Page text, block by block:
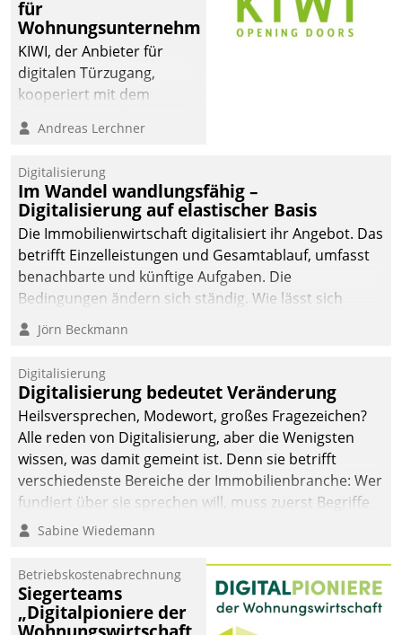
für
Wohnungsunternehmen
KIWI, der Anbieter für
digitalen Türzugang,
kooperiert mit dem
Softwareentwicklungshaus
Andreas Lerchner
Digitalisierung
Im Wandel wandlungsfähig –
Digitalisierung auf elastischer Basis
Die Immobilienwirtschaft digitalisiert ihr Angebot. Das
betrifft Einzelleistungen und Gesamtablauf, umfasst
benachbarte und künftige Aufgaben. Die
Bedingungen ändern sich ständig. Wie lässt sich
technisch die Kontrolle wahren und zugleich Freiraum
fürs Wachsen öffnen?
Jörn Beckmann
Digitalisierung
Digitalisierung bedeutet Veränderung
Heilsversprechen, Modewort, großes Fragezeichen?
Alle reden von Digitalisierung, aber die Wenigsten
wissen, was damit gemeint ist. Denn sie betrifft
verschiedenste Bereiche der Immobilienbranche: Wer
fundiert über sie sprechen will, muss zuerst Begriffe
klären. Ein Aspekt ist die betriebliche Optimierung:
Einsparungen durch optimierte und automatisierte
Prozesse. Doch man darf nicht zu viel erwarten: Allein
mit der Einführung einer neuen Software ist es nicht
Sabine Wiedemann
Betriebskostenabrechnung
Siegerteams
„Digitalpioniere der